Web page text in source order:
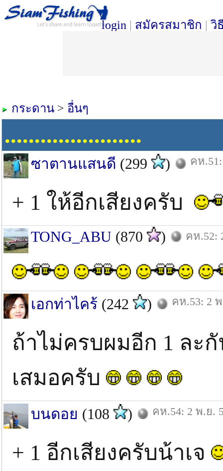
login | สมัครสมาชิก | วิ
กระดาน > อื่นๆ
.......................
ซาตานแสนดี (299 ) คห
+ 1 ให้อีกเสียงครับ
TONG_ABU (870 ) คห.52:
เอกท่าไคร้ (242 ) คห.53: 2
ถ้าไม่ครบผมอีก 1 ละ
เสมอครับ
บนดอย (108 ) คห.54: 2 พ.ย.
+ 1 อีกเสียงครับน้าเจ